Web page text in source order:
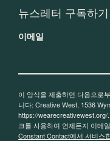
뉴스레터 구독하기
이메일
이 양식을 제출하면 다음으로
니다: Creative West, 1536
https://
크를 사용하여 언제든지 이메
Constant Contact에서 서비스